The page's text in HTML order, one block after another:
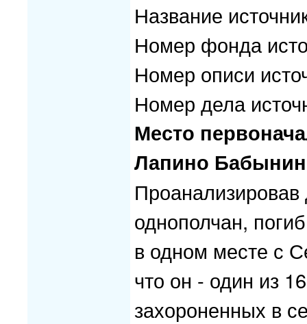
Название
Номер фонда
Номер описи
Номер дела
Место
Лапино
Проанализировав
однополчан,
в одном месте с
что он - один из
захороненных в